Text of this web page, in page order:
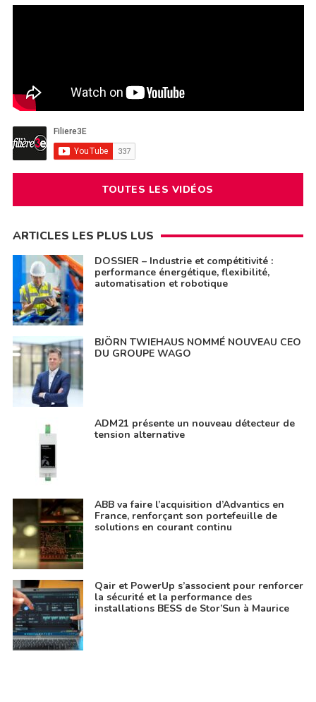
TOUTES LES VIDÉOS
ARTICLES LES PLUS LUS
DOSSIER – Industrie et compétitivité :
performance énergétique, flexibilité,
automatisation et robotique
BJÖRN TWIEHAUS NOMMÉ NOUVEAU CEO
DU GROUPE WAGO
ADM21 présente un nouveau détecteur de
tension alternative
ABB va faire l’acquisition d’Advantics en
France, renforçant son portefeuille de
solutions en courant continu
Qair et PowerUp s’associent pour renforcer
la sécurité et la performance des
installations BESS de Stor’Sun à Maurice